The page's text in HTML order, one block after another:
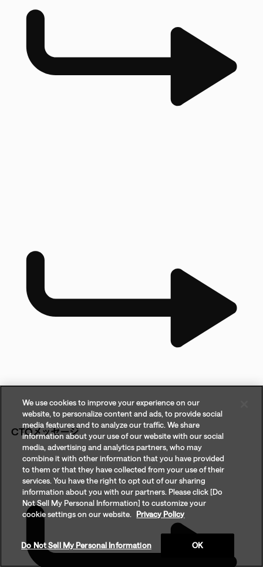
CTOメッセージ
We use cookies to improve your experience on our
website, to personalize content and ads, to provide social
media features and to analyze our traffic. We share
information about your use of our website with our social
media, advertising and analytics partners, who may
combine it with other information that you have provided
to them or that they have collected from your use of their
services. You have the right to opt out of our sharing
information about you with our partners. Please click [Do
Not Sell My Personal Information] to customize your
cookie settings on our website.
Privacy Policy
Do Not Sell My Personal Information OK